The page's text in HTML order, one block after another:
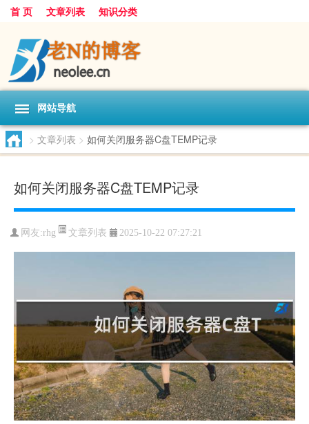
首 页 文章列表 知识分类
网站导航
> 文章列表 > 如何关闭服务器C盘TEMP记录
如何关闭服务器C盘TEMP记录
网友:rhg 文章列表 2025-10-22 07:27:21